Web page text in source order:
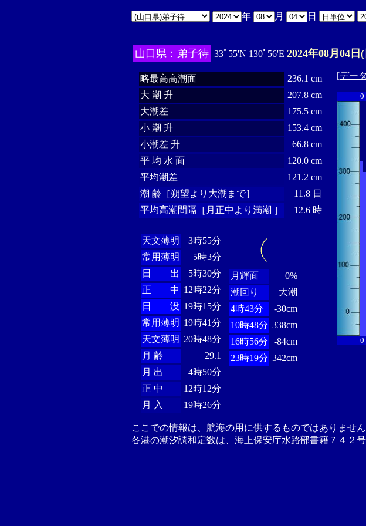
年 月 日
山口県：弟子待 33ﾟ55'N 130ﾟ56'E 2024年08月04日
略最高高潮面
236.1 cm
大 潮 升
207.8 cm
大潮差
175.5 cm
小 潮 升
153.4 cm
小潮差 升
66.8 cm
平 均 水 面
120.0 cm
平均潮差
121.2 cm
潮 齢［朔望より大潮まで］
11.8 日
平均高潮間隔［月正中より満潮 ］
12.6 時
天文薄明
3時55分
常用薄明
5時3分
日 出
5時30分
正 中 12時22分
日 没 19時15分
常用薄明 19時41分
天文薄明 20時48分
月 齢
29.1
月 出
4時50分
正 中
12時12分
月 入
19時26分
月輝面
0%
潮回り
大潮
4時43分
-30cm
10時48分 338cm
16時56分
-84cm
23時19分 342cm
[デー
0
0
ここでの情報は、航海の用に供するものではありませ
各港の潮汐調和定数は、海上保安庁水路部書籍７４２